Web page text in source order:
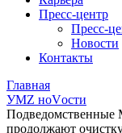
Пресс-центр
Пресс-
Новости
Контакты
Главная
УМZ ноVости
Подведомственные
продолжают